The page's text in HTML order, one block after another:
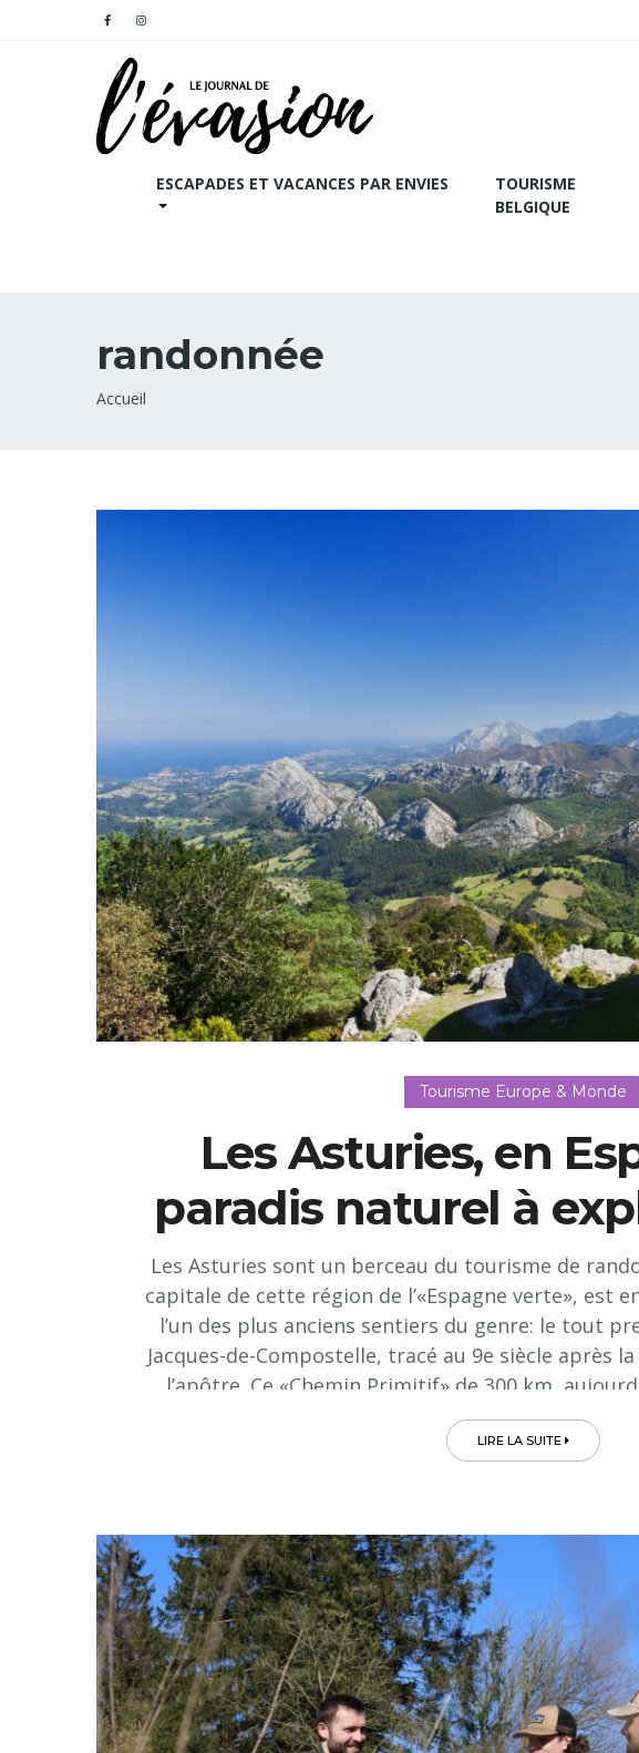
ESCAPADES ET VACANCES PAR ENVIES
TOURISME
BELGIQUE
randonnée
Fil
Accueil
Tourisme Europe & Monde
Les Asturies, en
paradis naturel à
Les Asturies sont un berceau du tourisme de
capitale de cette région de l’«Espagne verte», est
l’un des plus anciens sentiers du genre: le tout
Jacques-de-Compostelle, tracé au 9e siècle après
l’apôtre. Ce «Chemin Primitif» de 300 km,
mondial...
LIRE LA SUITE